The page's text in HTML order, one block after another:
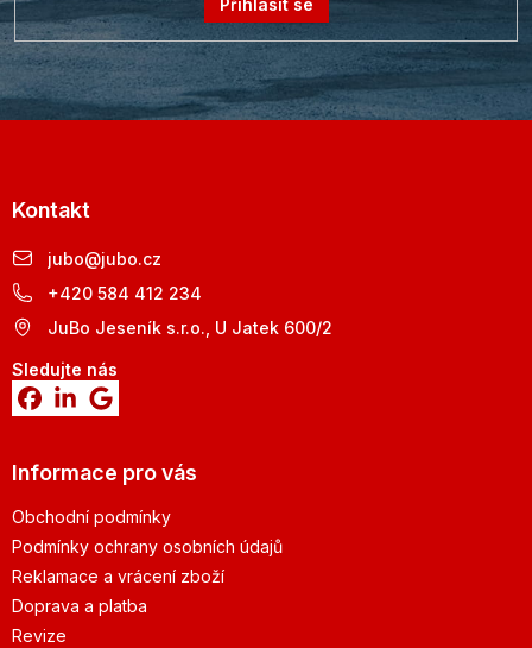
Přihlásit se
Kontakt
jubo@jubo.cz
+420 584 412 234
JuBo Jeseník s.r.o., U Jatek 600/2
Sledujte nás
Informace pro vás
Obchodní podmínky
Podmínky ochrany osobních údajů
Reklamace a vrácení zboží
Doprava a platba
Revize